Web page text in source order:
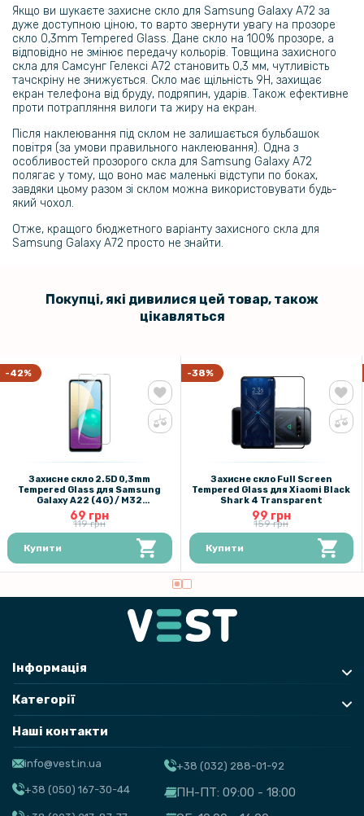
199 грн
Протиударна гідрогелева плівка Hydrogel Film для Samsung Galaxy
M32 на задню панель, Transparent
69 грн
129 грн
Захисне скло Tempered Glass на задню камеру для Samsung
Galaxy A22 4G
219 грн
Якщо ви шукаєте захисне скло для Samsung Galaxy A72 за
дуже доступною ціною, то варто звернути увагу на прозоре
скло 0,3mm Tempered Glass. Дане скло на 100% прозоре, а
відповідно не змінює передачу кольорів. Товщина захисного
скла для Самсунг Гелексі A72 становить 0,3 мм, чутливість
тачскріну не знижується. Скло має щільність 9H, захищає
екран телефона від бруду, подряпин, ударів. Також ефективне
проти потрапляння вилоги та жиру на екран.
Після наклеювання під склом не залишається бульбашок
повітря (за умови правильного наклеювання). Одна з
особливостей прозорого скла для Samsung Galaxy A72
полягає у тому, що воно має маленькі відступи по боках,
завдяки цьому разом зі склом можна використовувати будь-
який чохол.
Отже, кращого бюджетного варіанту захисного скла для
Samsung Galaxy A72 просто не знайти.
Покупці, які дивилися цей товар, також
цікавляться
-42%
Захисне скло 2.5D 0,3mm
Tempered Glass для Samsung
Galaxy A22 (4G) / M32
Transparent
69 грн
119 грн
Купити
-38%
Захисне скло Full Screen
Tempered Glass для Xiaomi Black
Shark 4 Transparent
99 грн
159 грн
Купити
Інформація
Категорії
Наші контакти
info@vest.in.ua
+38 (050) 167-30-44
+38 (032) 288-01-92
ПН-ПТ: 09:00 - 18:00